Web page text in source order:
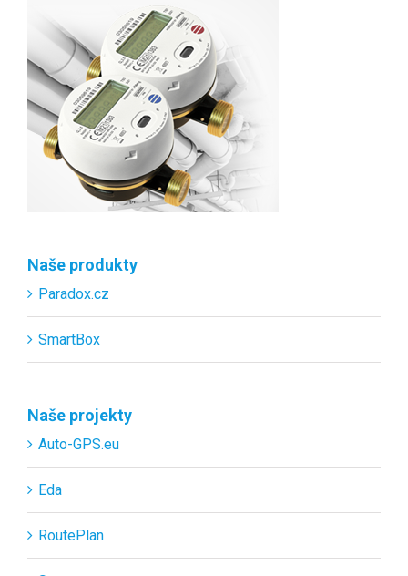
Naše produkty
Paradox.cz
SmartBox
Naše projekty
Auto-GPS.eu
Eda
RoutePlan